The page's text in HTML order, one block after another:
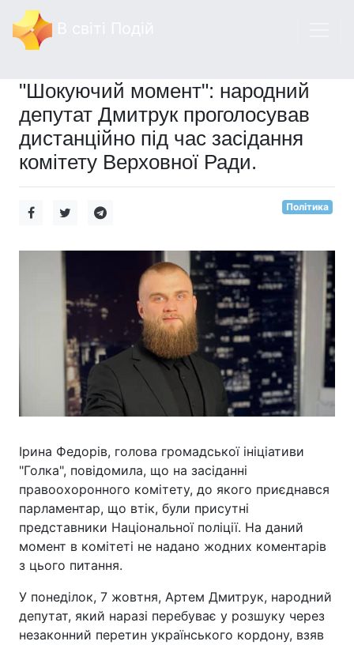
"Шокуючий момент": народний
депутат Дмитрук проголосував
дистанційно під час засідання
комітету Верховної Ради.
Політика
Ірина Федорів, голова громадської ініціативи
"Голка", повідомила, що на засіданні
правоохоронного комітету, до якого приєднався
парламентар, що втік, були присутні
представники Національної поліції. На даний
момент в комітеті не надано жодних коментарів
з цього питання.
У понеділок, 7 жовтня, Артем Дмитрук, народний
депутат, який наразі перебуває у розшуку через
незаконний перетин українського кордону, взяв